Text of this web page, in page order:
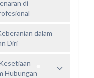
di
dalam
Diri
Hubungan